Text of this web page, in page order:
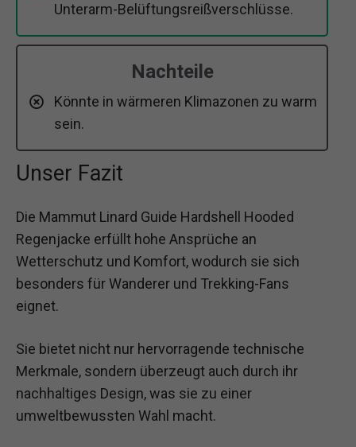
Unterarm-Belüftungsreißverschlüsse.
Nachteile
Könnte in wärmeren Klimazonen zu warm
sein.
Unser Fazit
Die Mammut Linard Guide Hardshell Hooded
Regenjacke erfüllt hohe Ansprüche an
Wetterschutz und Komfort, wodurch sie sich
besonders für Wanderer und Trekking-Fans
eignet.
Sie bietet nicht nur hervorragende technische
Merkmale, sondern überzeugt auch durch ihr
nachhaltiges Design, was sie zu einer
umweltbewussten Wahl macht.